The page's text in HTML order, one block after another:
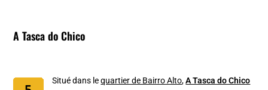
A Tasca do Chico
Situé dans lequartier de Bairro Alto,A Tasca do Chico